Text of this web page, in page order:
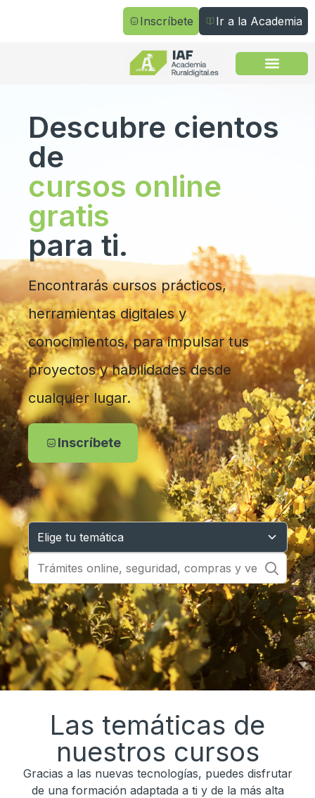
Inscríbete Ir a la Academia
Descubre cientos
de
cursos online
gratis
para ti.
Encontrarás cursos prácticos,
herramientas digitales y
conocimientos, para impulsar tus
proyectos y habilidades desde
cualquier lugar.
Inscríbete
Las temáticas de
nuestros cursos
Gracias a las nuevas tecnologías, puedes disfrutar
de una formación adaptada a ti y de la más alta